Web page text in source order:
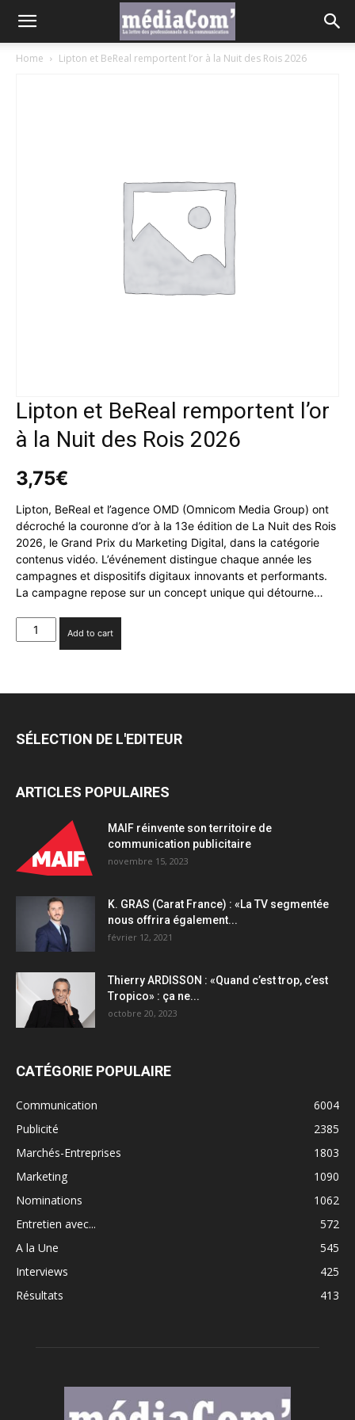
Home Lipton et BeReal remportent l’or à la Nuit des Rois 2026
Lipton et BeReal remportent l’or
à la Nuit des Rois 2026
3,75€
Lipton, BeReal et l’agence OMD (Omnicom Media Group) ont
décroché la couronne d’or à la 13e édition de La Nuit des Rois
2026, le Grand Prix du Marketing Digital, dans la catégorie
contenus vidéo. L’événement distingue chaque année les
campagnes et dispositifs digitaux innovants et performants.
La campagne repose sur un concept unique qui détourne…
Lipton
et
l’or
Nuit
2026
Add to cart
SÉLECTION DE L'EDITEUR
ARTICLES POPULAIRES
MAIF réinvente son territoire de
communication publicitaire
novembre 15, 2023
K. GRAS (Carat France) : «La TV segmentée
nous offrira également...
février 12, 2021
Thierry ARDISSON : «Quand c’est trop, c’est
Tropico» : ça ne...
octobre 20, 2023
CATÉGORIE POPULAIRE
Communication
6004
Publicité
2385
Marchés-Entreprises
1803
Marketing
1090
Nominations
1062
Entretien avec...
572
A la Une
545
Interviews
425
Résultats
413